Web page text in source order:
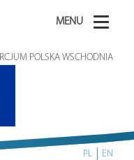
MENU
POLSKA WSCHODNIA
PL EN